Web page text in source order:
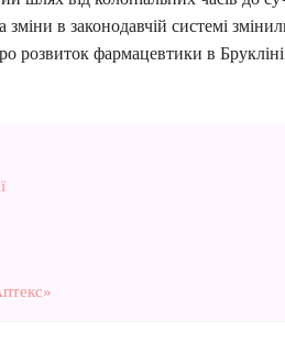
в законодавчій системі
розвиток фармацевтики в Брукліні